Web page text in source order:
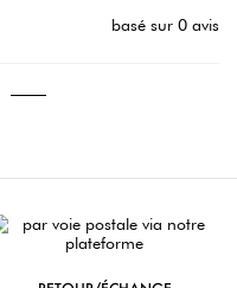
basé sur 0 avis